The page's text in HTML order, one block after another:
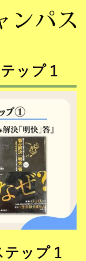
ップ１
ップ１